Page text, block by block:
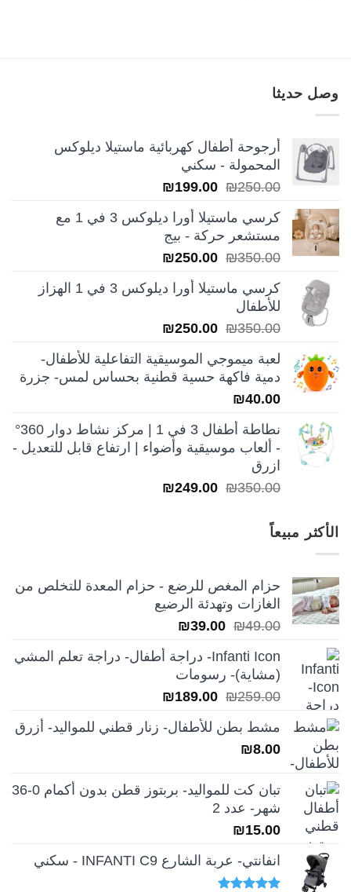
وصل حديثا
أرجوحة أطفال كهربائية ماستيلا ديلوكس
المحمولة - سكني
₪250.00
السعر
هو:
₪250.00.
₪199.00
هو:
كرسي ماستيلا أورا ديلوكس 3 في 1 مع
مستشعر حركة - بيج
₪350.00
السعر
هو:
₪250.00
هو:
كرسي ماستيلا أورا ديلوكس 3 في 1 الهزاز
للأطفال
₪350.00
السعر
هو:
₪350.00.
₪250.00
هو:
₪250.00.
لعبة ميموجي الموسيقية التفاعلية للأطفال-
دمية فاكهة حسية قطنية بحساس لمس- جزرة
₪40.00
نطاطة أطفال 3 في 1 | مركز نشاط دوار 360°
- ألعاب موسيقية وأضواء | ارتفاع قابل للتعديل -
ازرق
₪350.00
السعر ₪249.00
الأكثر مبيعاً
حزام المغص للرضع - حزام المعدة للتخلص من
الغازات وتهدئة الرضيع
₪49.00
السعر
هو:
₪49.00.
₪39.00
هو:
₪39.00.
Infanti Icon- دراجة أطفال- دراجة تعلم المشي
(مشاية)- رسومات
₪259.00
السعر
هو:
₪189.00
هو:
مشط بطن للأطفال- زنار قطني للمواليد- أزرق
₪8.00
تبان كت للمواليد- بربتوز قطن بدون أكمام 0-36
شهر- عدد 2
₪15.00
انفانتي- عربة الشارع INFANTI C9 - سكني